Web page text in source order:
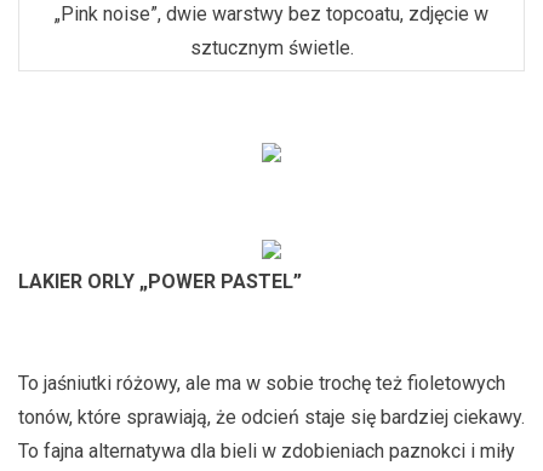
„Pink noise”, dwie warstwy bez topcoatu, zdjęcie w
sztucznym świetle.
LAKIER ORLY „POWER PASTEL”
To jaśniutki różowy, ale ma w sobie trochę też fioletowych
tonów, które sprawiają, że odcień staje się bardziej ciekawy.
To fajna alternatywa dla bieli w zdobieniach paznokci i miły